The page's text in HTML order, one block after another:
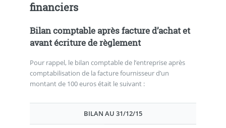
financiers
Bilan comptable après facture d’achat et
avant écriture de règlement
Pour rappel, le bilan comptable de l’entreprise après
comptabilisation de la facture fournisseur d’un
montant de 100 euros était le suivant :
BILAN AU 31/12/15